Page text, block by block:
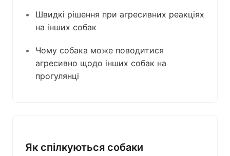
Швидкі рішення при агресивних реакціях
на інших собак
Чому собака може поводитися
агресивно щодо інших собак на
прогулянці
Як спілкуються собаки